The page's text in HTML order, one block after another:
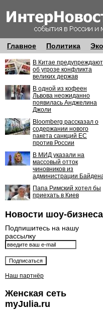
Главное Политика
В Китае предупреждают
об угрозе конфликта
великих держав
В одной из кофеен
Львова неожиданно
появилась Анджелина
Джоли
Bloomberg рассказал о
содержании нового
пакета санкций ЕС
против России
В МИД указали на
массовый отток
чиновников из
администрации
Папа Римский хотел бы
приехать в Киев
Новости шоу-бизнеса
Подпишитесь на нашу
рассылку
Наш партнёр
Женская сеть
myJulia.ru